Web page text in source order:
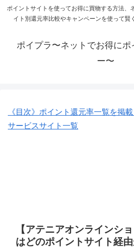
ポイントサイトを使ってお得に買物する方法、
イト別還元率比較やキャンペーンを使って賢
ポイプラ〜ネットでお得に
ー〜
《目次》ポイント還元率一覧を掲
サービスサイト一覧
【アテニアオンラインシ
はどのポイントサイト経